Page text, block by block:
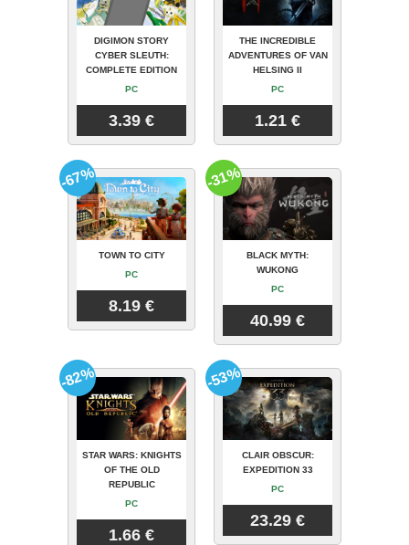
DIGIMON STORY
CYBER SLEUTH:
COMPLETE EDITION
PC
3.39 €
THE INCREDIBLE
ADVENTURES OF VAN
HELSING II
PC
1.21 €
TOWN TO CITY
PC
8.19 €
-67%
BLACK MYTH:
WUKONG
PC
40.99 €
-31%
STAR WARS: KNIGHTS
OF THE OLD
REPUBLIC
PC
1.66 €
-82%
CLAIR OBSCUR:
EXPEDITION 33
PC
23.29 €
-53%